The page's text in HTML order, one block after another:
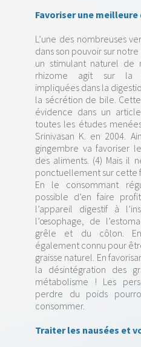
Favoriser une
L’une des nombreuses
dans son pouvoir sur
un stimulant naturel de
rhizome agit sur la
impliquées dans la
la sécrétion de bile.
évidence dans un
toutes les études
Srinivasan K. en 2004.
gingembre va favoriser
des aliments. (4) Mais il
ponctuellement sur cette
En le consommant
possible d’en faire
l’appareil digestif à
l’œsophage, de
grêle et du côlon.
également connu pour
graisse naturel. En
la désintégration des
métabolisme ! Les
perdre du poids
consommer.
Traiter les nausées et